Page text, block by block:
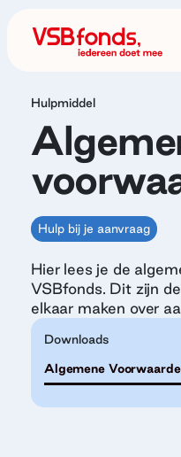
Hulpmiddel
Hulp bij je aanvraag
Hier lees je de
VSBfonds. Dit zijn
elkaar maken over
Downloads
Algemene